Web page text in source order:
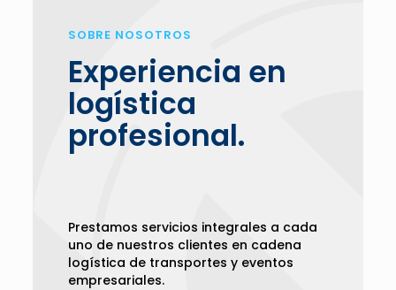
SOBRE NOSOTROS
Experiencia en
logística
profesional.
Prestamos servicios integrales a cada
uno de nuestros clientes en cadena
logística de transportes y eventos
empresariales.